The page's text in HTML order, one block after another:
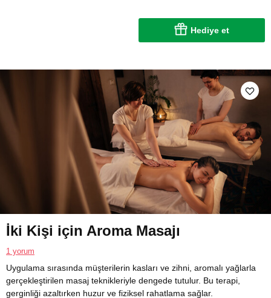
Hediye et
İki Kişi için Aroma Masajı
1 yorum
Uygulama sırasında müşterilerin kasları ve zihni, aromalı yağlarla
gerçekleştirilen masaj teknikleriyle dengede tutulur. Bu terapi,
gerginliği azaltırken huzur ve fiziksel rahatlama sağlar.